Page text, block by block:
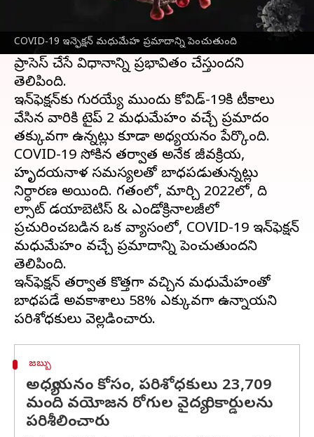
COVID-19 ఇన్ఫెక్షన్ మధుమేహ ప్రమాదాన్ని పెంచుతుంది
JAMA నెట్‌వర్క్ ఓపెన్ జర్నల్‌లో ఒక అధ్యయనం
బారిన పడిన వారికి మధుమేహం వచ్చే
ప్రమాదం ఎక్కువగా ఉంటుందని శరీరం గ్లూకోజ్‌ను
ప్రాసెస్ చేసే విధానాన్ని ప్రభావితం చేస్తుందని
తెలిపింది.
ఇన్‌ఫెక్షన్‌కు గురయ్యే ముందు కోవిడ్-19కి టీకాలు
వేసిన వారికి టైప్ 2 మధుమేహం వచ్చే ప్రమాదం
తక్కువగా ఉన్నట్లు కూడా అధ్యయనం పేర్కొంది.
COVID-19 సోకిన తర్వాత అనేక జీవక్రియ,
హృదయనాళ సమస్యలతో బాధపడుతున్నట్లు
నిర్ధారణ అయింది. గతంలో, మార్చి 2022లో, ది
లాన్సెట్ డయాబెటిస్ & ఎండోక్రినాలజీలో
ప్రచురించబడిన ఒక వ్యాసంలో, COVID-19 ఇన్‌ఫెక్షన్
మధుమేహం వచ్చే ప్రమాదాన్ని పెంచుతుందని
తెలిపింది.
ఇన్‌ఫెక్షన్ తర్వాత కొత్తగా వచ్చిన మధుమేహంతో
బాధపడే అవకాశాలు 58% ఎక్కువగా ఉన్నాయని
జబ్బు
అధ్యయనం కోసం, పరిశోధకులు 23,709
మంది వయోజన రోగుల వైద్య రికార్డులను
పరిశీలించారు